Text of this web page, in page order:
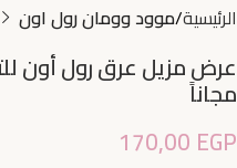
الرئيسية موود وومان رول اون
مجاناً
170,00 EGP